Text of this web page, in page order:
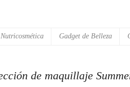
Nutricosmética Gadget de Belleza
de maquillaje